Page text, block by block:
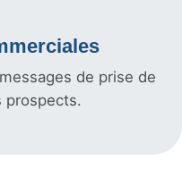
de prise de
prospects.